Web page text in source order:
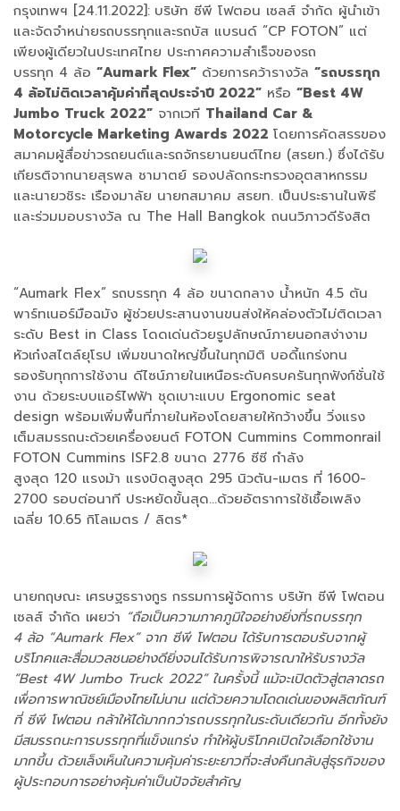
กรุงเทพฯ [24.11.2022]: บริษัท ซีพี โฟตอน เซลส์ จำกัด ผู้นำเข้า
และจัดจำหน่ายรถบรรทุกและรถบัส แบรนด์ “CP FOTON” แต่
เพียงผู้เดียวในประเทศไทย ประกาศความสำเร็จของรถ
บรรทุก 4 ล้อ “Aumark Flex” ด้วยการคว้ารางวัล “รถบรรทุก
4 ล้อไม่ติดเวลาคุ้มค่าที่สุดประจําปี 2022” หรือ “Best 4W
Jumbo Truck 2022” จากเวที Thailand Car &
Motorcycle Marketing Awards 2022 โดยการคัดสรรของ
สมาคมผู้สื่อข่าวรถยนต์และรถจักรยานยนต์ไทย (สรยท.) ซึ่งได้รับ
เกียรติจากนายสุรพล ชามาตย์ รองปลัดกระทรวงอุตสาหกรรม
และนายวชิระ เรืองมาลัย นายกสมาคม สรยท. เป็นประธานในพิธี
และร่วมมอบรางวัล ณ The Hall Bangkok ถนนวิภาวดีรังสิต
“Aumark Flex” รถบรรทุก 4 ล้อ ขนาดกลาง น้ำหนัก 4.5 ตัน
พาร์ทเนอร์มือฉมัง ผู้ช่วยประสานงานขนส่งให้คล่องตัวไม่ติดเวลา
ระดับ Best in Class โดดเด่นด้วยรูปลักษณ์ภายนอกสง่างาม
หัวเก๋งสไตล์ยุโรป เพิ่มขนาดใหญ่ขึ้นในทุกมิติ บอดี้แกร่งทน
รองรับทุกการใช้งาน ดีไซน์ภายในเหนือระดับครบครันทุกฟังก์ชั่นใช้
งาน ด้วยระบบแอร์ไฟฟ้า ชุดเบาะแบบ Ergonomic seat
design พร้อมเพิ่มพื้นที่ภายในห้องโดยสายให้กว้างขึ้น วิ่งแรง
เต็มสมรรถนะด้วยเครื่องยนต์ FOTON Cummins Commonrail
FOTON Cummins ISF2.8 ขนาด 2776 ซีซี กำลัง
สูงสุด 120 แรงม้า แรงบิดสูงสุด 295 นิวตัน-เมตร ที่ 1600-
2700 รอบต่อนาที ประหยัดขั้นสุด...ด้วยอัตราการใช้เชื้อเพลิง
เฉลี่ย 10.65 กิโลเมตร / ลิตร*
นายกฤษณะ เศรษฐธรางกูร กรรมการผู้จัดการ บริษัท ซีพี โฟตอน
เซลส์ จำกัด เผยว่า “ถือเป็นความภาคภูมิใจอย่างยิ่งที่รถบรรทุก
4 ล้อ “Aumark Flex” จาก ซีพี โฟตอน ได้รับการตอบรับจากผู้
บริโภคและสื่อมวลชนอย่างดียิ่งจนได้รับการพิจารณาให้รับรางวัล
“Best 4W Jumbo Truck 2022” ในครั้งนี้ แม้จะเปิดตัวสู่ตลาดรถ
เพื่อการพาณิชย์เมืองไทยไม่นาน แต่ด้วยความโดดเด่นของผลิตภัณฑ์
ที่ ซีพี โฟตอน กล้าให้ได้มากกว่ารถบรรทุกในระดับเดียวกัน อีกทั้งยัง
มีสมรรถนะการบรรทุกที่แข็งแกร่ง ทำให้ผู้บริโภคเปิดใจเลือกใช้งาน
มากขึ้น ด้วยเล็งเห็นในความคุ้มค่าระยะยาวที่จะส่งคืนกลับสู่ธุรกิจของ
ผู้ประกอบการอย่างคุ้มค่าเป็นปัจจัยสำคัญ